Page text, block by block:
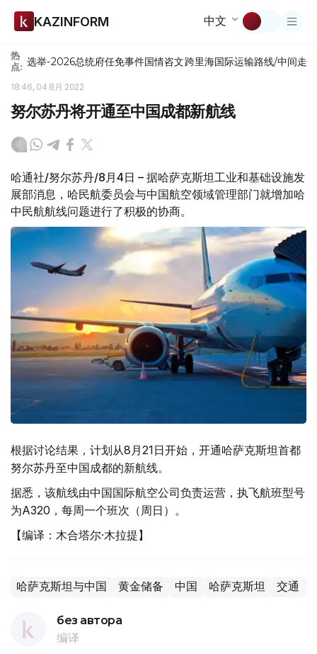
KAZINFORM 中文
热
点: 选举-2026总统府任免事件国情咨文跨里海国际运输路线/中间走廊
18:46, 04 8月 2022
努尔苏丹将开通至中国成都新航线
哈通社/努尔苏丹/8月4日 – 据哈萨克斯坦工业和基础设施发
展部消息，哈民航委员会与中国航空领域管理部门就增加哈
中民航航线问题进行了积极的协商。
根据讨论结果，计划从8月21日开始，开通哈萨克斯坦首都
努尔苏丹至中国成都的新航线。
据悉，该航线由中国国际航空公司负责运营，执飞航班型号
为A320，每周一个班次（周日）。
【编译：木合塔尔·木拉提】
哈萨克斯坦与中国 黄金储备 中国 哈萨克斯坦 交通
без автора
编译